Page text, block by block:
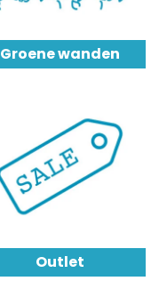
Groene wanden
Outlet